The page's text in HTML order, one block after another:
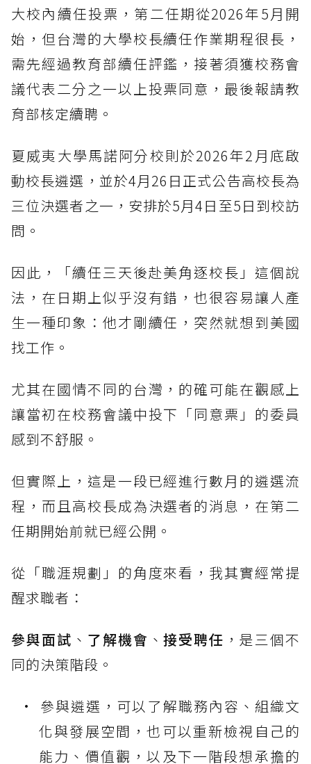
大校內續任投票，第二任期從2026年5月開
始，但台灣的大學校長續任作業期程很長，
需先經過教育部續任評鑑，接著須獲校務會
議代表二分之一以上投票同意，最後報請教
育部核定續聘。
夏威夷大學馬諾阿分校則於2026年2月底啟
動校長遴選，並於4月26日正式公告高校長為
三位決選者之一，安排於5月4日至5日到校訪
問。
因此，「續任三天後赴美角逐校長」這個說
法，在日期上似乎沒有錯，也很容易讓人產
生一種印象：他才剛續任，突然就想到美國
找工作。
尤其在國情不同的台灣，的確可能在觀感上
讓當初在校務會議中投下「同意票」的委員
感到不舒服。
但實際上，這是一段已經進行數月的遴選流
程，而且高校長成為決選者的消息，在第二
任期開始前就已經公開。
從「職涯規劃」的角度來看，我其實經常提
醒求職者：
參與面試 、 了解機會 、接受聘任 ，是三個不
同的決策階段。
參與遴選，可以了解職務內容、組織文
化與發展空間，也可以重新檢視自己的
能力、價值觀，以及下一階段想承擔的